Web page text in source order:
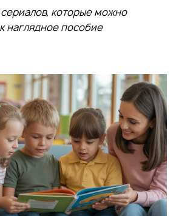
которые можно
наглядное пособие